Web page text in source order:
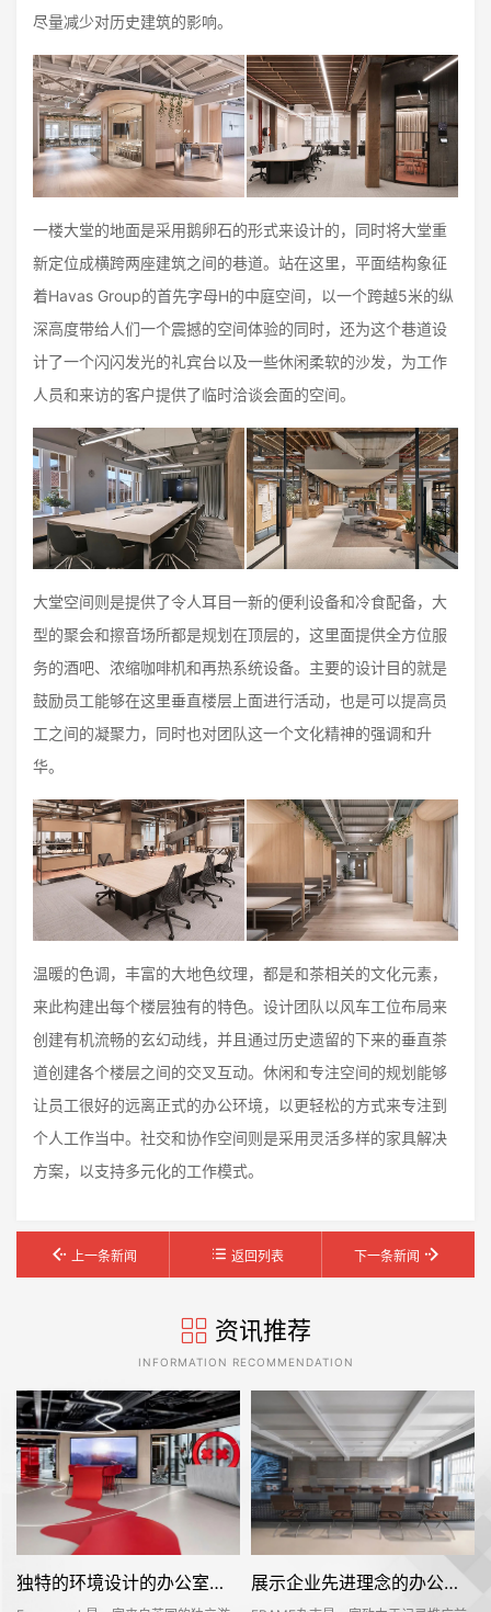
尽量减少对历史建筑的影响。
一楼大堂的地面是采用鹅卵石的形式来设计的，同时将大堂重
新定位成横跨两座建筑之间的巷道。站在这里，平面结构象征
着Havas Group的首先字母H的中庭空间，以一个跨越5米的纵
深高度带给人们一个震撼的空间体验的同时，还为这个巷道设
计了一个闪闪发光的礼宾台以及一些休闲柔软的沙发，为工作
人员和来访的客户提供了临时洽谈会面的空间。
大堂空间则是提供了令人耳目一新的便利设备和冷食配备，大
型的聚会和擦音场所都是规划在顶层的，这里面提供全方位服
务的酒吧、浓缩咖啡机和再热系统设备。主要的设计目的就是
鼓励员工能够在这里垂直楼层上面进行活动，也是可以提高员
工之间的凝聚力，同时也对团队这一个文化精神的强调和升
华。
温暖的色调，丰富的大地色纹理，都是和茶相关的文化元素，
来此构建出每个楼层独有的特色。设计团队以风车工位布局来
创建有机流畅的玄幻动线，并且通过历史遗留的下来的垂直茶
道创建各个楼层之间的交叉互动。休闲和专注空间的规划能够
让员工很好的远离正式的办公环境，以更轻松的方式来专注到
个人工作当中。社交和协作空间则是采用灵活多样的家具解决
方案，以支持多元化的工作模式。
上一条新闻 返回列表 下一条新闻
资讯推荐
INFORMATION RECOMMENDATION
独特的环境设计的办公室装修空间是怎样打造的——Facepunch 展示企业先进理念的办公室装修设计空间是怎样的——FRAME